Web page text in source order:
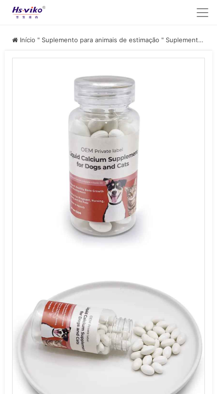
Início " Suplemento para animais de estimação " Suplemento de cálcio para animais de estimação